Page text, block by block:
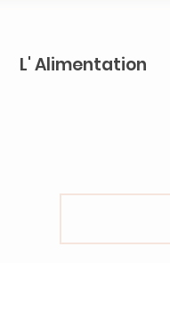
L' Alimentation